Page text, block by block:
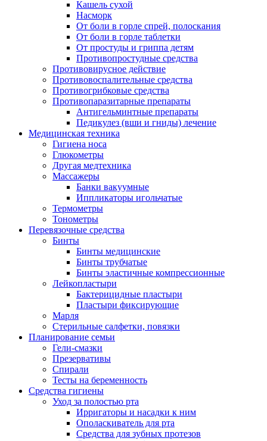
Кашель сухой
Насморк
От боли в горле спрей, полоскания
От боли в горле таблетки
От простуды и гриппа детям
Противопростудные средства
Противовирусное действие
Противовоспалительные средства
Противогрибковые средства
Противопаразитарные препараты
Антигельминтные препараты
Педикулез (вши и гниды) лечение
Медицинская техника
Гигиена носа
Глюкометры
Другая медтехника
Массажеры
Банки вакуумные
Иппликаторы игольчатые
Термометры
Тонометры
Перевязочные средства
Бинты
Бинты медицинские
Бинты трубчатые
Бинты эластичные компрессионные
Лейкопластыри
Бактерицидные пластыри
Пластыри фиксирующие
Марля
Стерильные салфетки, повязки
Планирование семьи
Гели-смазки
Презервативы
Спирали
Тесты на беременность
Средства гигиены
Уход за полостью рта
Ирригаторы и насадки к ним
Ополаскиватель для рта
Средства для зубных протезов